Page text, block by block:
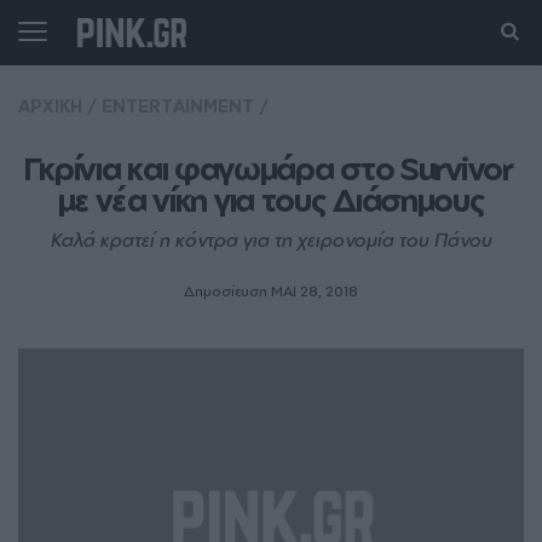
Γκρίνια και φαγωμάρα στο Survivor
με νέα νίκη για τους Διάσημους
Καλά κρατεί η κόντρα για τη χειρονομία του Πάνου
Δημοσίευση ΜΑΙ 28, 2018